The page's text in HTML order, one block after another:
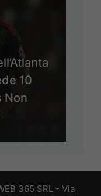
10
Non
365 SRL - Via